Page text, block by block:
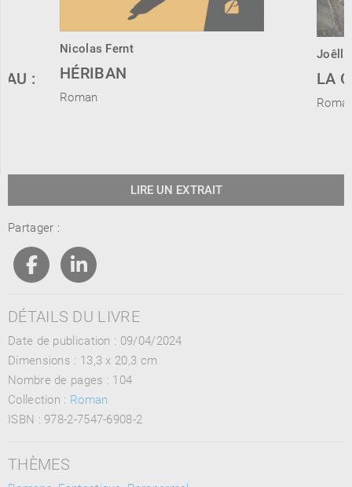
:
Nicolas Fernt
HÉRIBAN
Roman
Joêlle
LA
LIRE UN EXTRAIT
Partager :
DÉTAILS DU LIVRE
Date de publication : 09/04/2024
Dimensions : 13,3 x 20,3 cm
Nombre de pages : 104
Collection : Roman
ISBN : 978-2-7547-6908-2
THÈMES